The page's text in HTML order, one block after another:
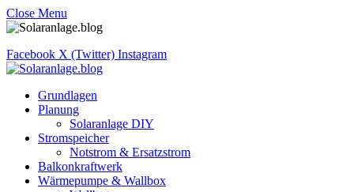
Close Menu
Facebook X (Twitter) Instagram
Grundlagen
Planung
Solaranlage DIY
Stromspeicher
Notstrom & Ersatzstrom
Balkonkraftwerk
Wärmepumpe & Wallbox